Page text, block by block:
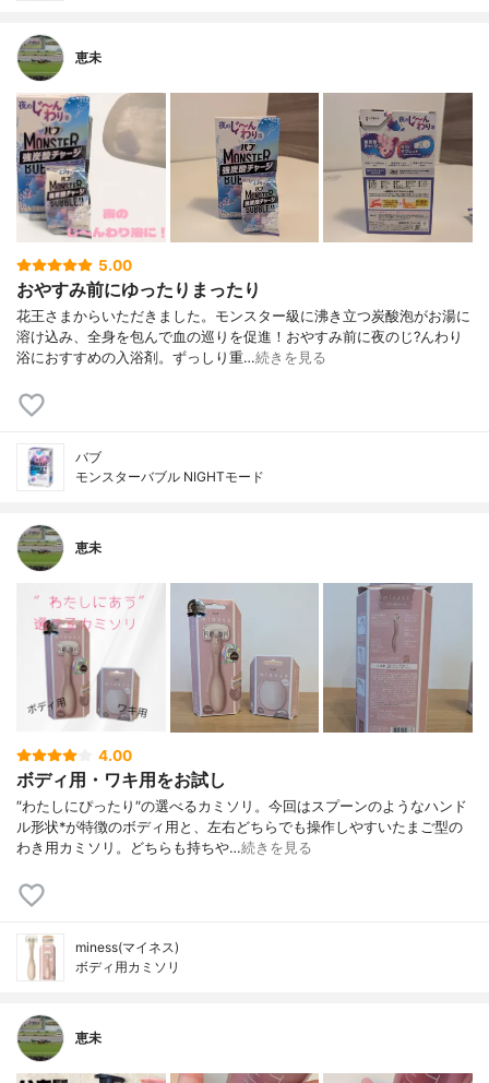
恵未
5.00
おやすみ前にゆったりまったり
花王さまからいただきました。モンスター級に沸き立つ炭酸泡がお湯に
溶け込み、全身を包んで血の巡りを促進！おやすみ前に夜のじ?んわり
浴におすすめの入浴剤。ずっしり重…続きを見る
バブ
モンスターバブル NIGHTモード
恵未
4.00
ボディ用・ワキ用をお試し
″わたしにぴったり″の選べるカミソリ。今回はスプーンのようなハンド
ル形状*が特徴のボディ用と、左右どちらでも操作しやすいたまご型の
わき用カミソリ。どちらも持ちや…続きを見る
miness(マイネス)
ボディ用カミソリ
恵未